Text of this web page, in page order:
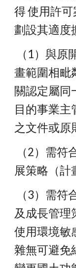
得 使用許
劃設其適度
畫範圍相毗
關認定屬同
目的事業主
之文件或原
展策略（計
及成長管理
使用環境敏
雜無可避免